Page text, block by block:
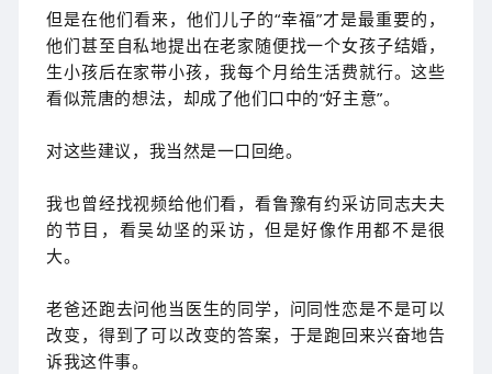
但是在他们看来，他们儿子的“幸福”才是最重要的，
他们甚至自私地提出在老家随便找一个女孩子结婚，
生小孩后在家带小孩，我每个月给生活费就行。这些
看似荒唐的想法，却成了他们口中的“好主意”。
对这些建议，我当然是一口回绝。
我也曾经找视频给他们看，看鲁豫有约采访同志夫夫
的节目，看吴幼坚的采访，但是好像作用都不是很
大。
老爸还跑去问他当医生的同学，问同性恋是不是可以
改变，得到了可以改变的答案，于是跑回来兴奋地告
诉我这件事。